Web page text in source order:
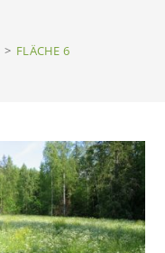
> FLÄCHE 6